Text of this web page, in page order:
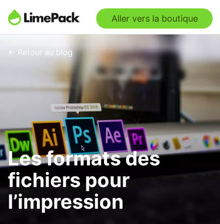
Aller vers la boutique
← Retour au blog
Les formats des
fichiers pour
l’impression